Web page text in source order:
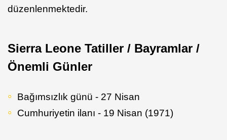
düzenlenmektedir.
Sierra Leone Tatiller / Bayramlar /
Önemli Günler
Bağımsızlık günü - 27 Nisan
Cumhuriyetin ilanı - 19 Nisan (1971)